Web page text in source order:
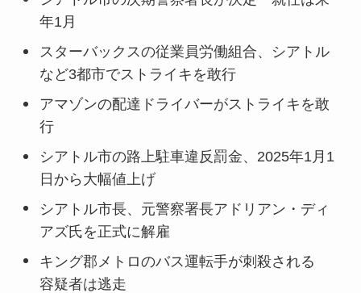
年1月
スターバックスの従業員労働組合、シアトル
など3都市でストライキを敢行
アマゾンの配達ドライバーがストライキを敢
行
シアトル市の路上駐車違反罰金、2025年1月1
日から大幅値上げ
シアトル市長、元警察署長アドリアン・ディ
アズ氏を正式に解雇
キング郡メトロのバス運転手が刺殺される
容疑者は逃走